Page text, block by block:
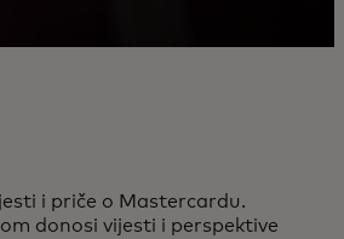
i priče o Mastercardu.
donosi vijesti i perspektive